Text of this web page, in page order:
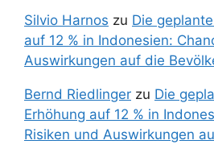
Silvio Harnos zu Die
auf 12 % in Indonesien:
Auswirkungen auf die
Bernd Riedlinger zu Die
Erhöhung auf 12 % in
Risiken und Auswirkungen